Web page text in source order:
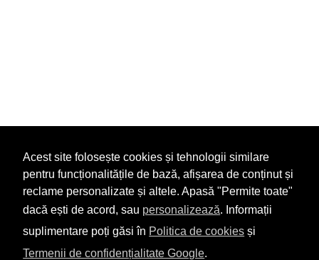
Acest site folosește cookies și tehnologii similare
pentru funcționalitățile de bază, afișarea de conținut și
reclame personalizate și altele. Apasă "Permite toate"
dacă ești de acord, sau personalizează. Informații
suplimentare poți găsi în Politica de cookies și
Termenii de confidențialitate Google.